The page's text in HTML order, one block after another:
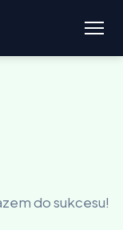
do sukcesu!